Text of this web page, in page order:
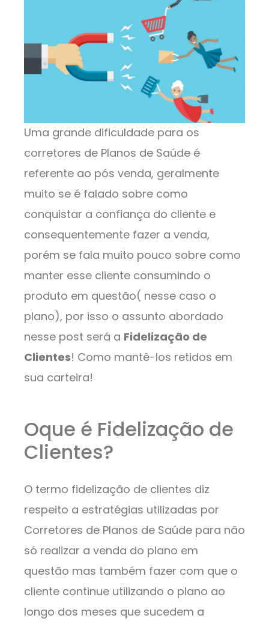
Uma grande dificuldade para os
corretores de Planos de Saúde é
referente ao pós venda, geralmente
muito se é falado sobre como
conquistar a confiança do cliente e
consequentemente fazer a venda,
porém se fala muito pouco sobre como
manter esse cliente consumindo o
produto em questão( nesse caso o
plano), por isso o assunto abordado
nesse post será a Fidelização de
Clientes! Como mantê-los retidos em
sua carteira!
Oque é Fidelização de
Clientes?
O termo fidelização de clientes diz
respeito a estratégias utilizadas por
Corretores de Planos de Saúde para não
só realizar a venda do plano em
questão mas também fazer com que o
cliente continue utilizando o plano ao
longo dos meses que sucedem a